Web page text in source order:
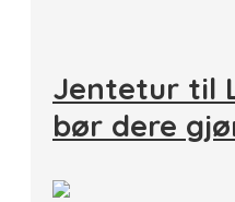
Jentetur til
bør dere